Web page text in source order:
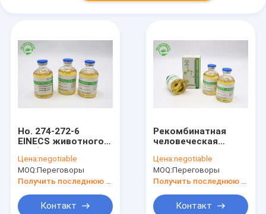
Но. 274-272-6
EINECS животного
компонента
свободного
рекомбинатного
жидкостное
Цена:negotiable
MOQ:Переговоры
Получить последнюю цену
Контакт
Рекомбинатная
человеческая
альбумина для
протеина rHSA
доставки лекарства
человеческого
Цена:negotiable
MOQ:Переговоры
Получить последнюю цену
Контакт